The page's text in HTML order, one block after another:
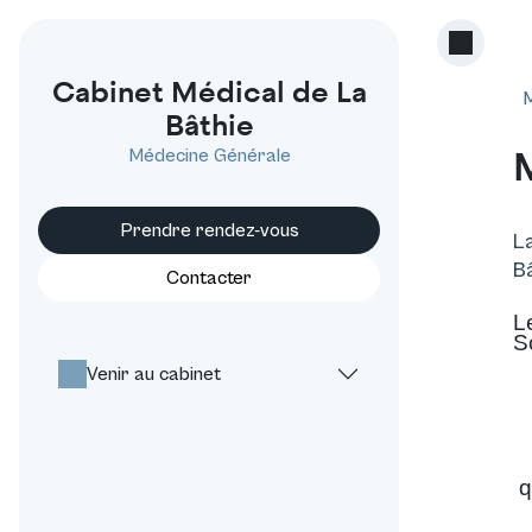
Cabinet Médical de La
Bâthie
Médecine Générale
Prendre rendez-vous
Contacter
Venir au cabinet